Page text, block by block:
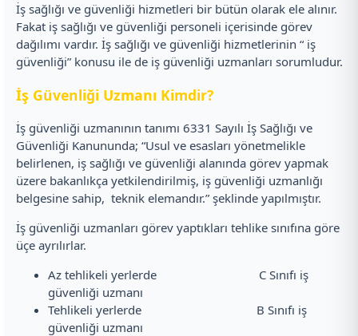
İş sağlığı ve güvenliği hizmetleri bir bütün olarak ele alınır.
Fakat iş sağlığı ve güvenliği personeli içerisinde görev
dağılımı vardır. İş sağlığı ve güvenliği hizmetlerinin “ iş
güvenliği” konusu ile de iş güvenliği uzmanları sorumludur.
İş Güvenliği Uzmanı Kimdir?
İş güvenliği uzmanının tanımı 6331 Sayılı İş Sağlığı ve
Güvenliği Kanununda; “Usul ve esasları yönetmelikle
belirlenen, iş sağlığı ve güvenliği alanında görev yapmak
üzere bakanlıkça yetkilendirilmiş, iş güvenliği uzmanlığı
belgesine sahip, teknik elemandır.” şeklinde yapılmıştır.
İş güvenliği uzmanları görev yaptıkları tehlike sınıfına göre
üçe ayrılırlar.
Az tehlikeli yerlerde C Sınıfı iş
güvenliği uzmanı
Tehlikeli yerlerde B Sınıfı iş
güvenliği uzmanı